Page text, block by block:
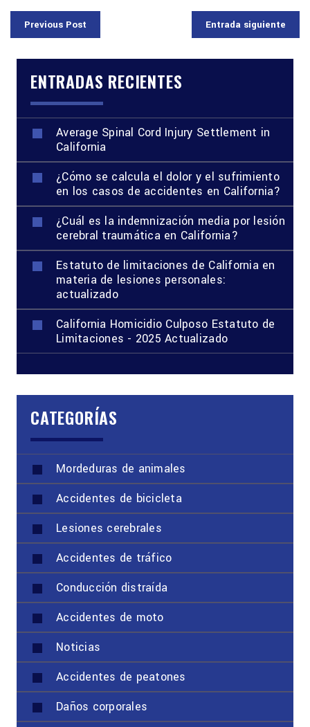
Previous Post Entrada siguiente
ENTRADAS RECIENTES
Average Spinal Cord Injury Settlement in
California
¿Cómo se calcula el dolor y el sufrimiento
en los casos de accidentes en California?
¿Cuál es la indemnización media por lesión
cerebral traumática en California?
Estatuto de limitaciones de California en
materia de lesiones personales:
actualizado
California Homicidio Culposo Estatuto de
Limitaciones - 2025 Actualizado
CATEGORÍAS
Mordeduras de animales
Accidentes de bicicleta
Lesiones cerebrales
Accidentes de tráfico
Conducción distraída
Accidentes de moto
Noticias
Accidentes de peatones
Daños corporales